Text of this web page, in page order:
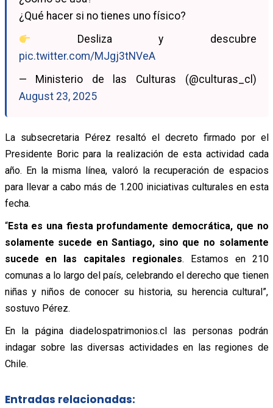
¿Qué hacer si no tienes uno físico?
Desliza y descubre
pic.twitter.com/MJgj3tNVeA
— Ministerio de las Culturas (@culturas_cl)
August 23, 2025
La subsecretaria Pérez resaltó el decreto firmado por el
Presidente Boric para la realización de esta actividad cada
año. En la misma línea, valoró la recuperación de espacios
para llevar a cabo más de 1.200 iniciativas culturales en esta
fecha.
“Esta es una fiesta profundamente democrática, que no
solamente sucede en Santiago, sino que no solamente
sucede en las capitales regionales. Estamos en 210
comunas a lo largo del país, celebrando el derecho que tienen
niñas y niños de conocer su historia, su herencia cultural”,
sostuvo Pérez.
En la página diadelospatrimonios.cl las personas podrán
indagar sobre las diversas actividades en las regiones de
Chile.
Entradas relacionadas: